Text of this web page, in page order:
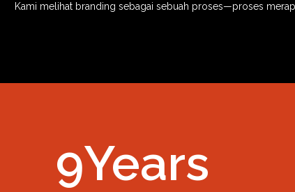
Kami melihat branding sebagai sebuah proses—proses
9Years